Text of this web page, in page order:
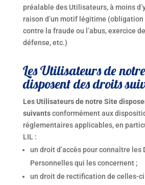
préalable des Utilisateurs, à moins
raison d’un motif légitime
contre la fraude ou l’abus, exercice
défense, etc.)
Les Utilisateurs de
disposent des droits
Les Utilisateurs de notre Site
suivantsconformément aux
réglementaires applicables, en
LIL :
un droit d’accès pour connaître les
Personnelles qui les concernent ;
un droit de rectification de celles-ci